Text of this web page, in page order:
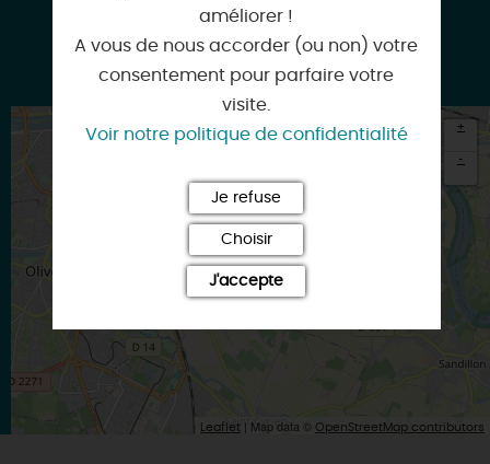
Itinéraire vers
SAINT-DENIS-EN-VAL
+
-
Leaflet | Map data © OpenStreetMap contributors
améliorer !
A vous de nous accorder (ou non) votre
consentement pour parfaire votre
visite.
Voir notre politique de confidentialité
Je refuse
Choisir
J'accepte